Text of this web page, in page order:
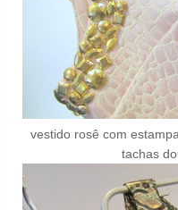
vestido rosê com
tachas